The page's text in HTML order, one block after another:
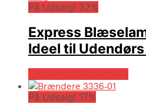
På Udsalg! 32%
Express
Ideel til
På Udsalg! 17%